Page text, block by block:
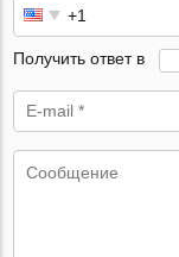
Получить ответ в